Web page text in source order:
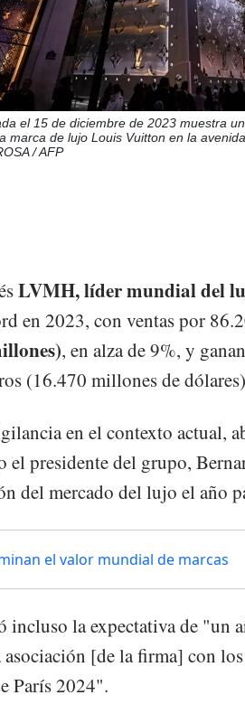
el 15 de diciembre de 2023 muestra
marca de lujo Louis Vuitton en la
/ AFP
LVMH, líder mundial del
en 2023, con ventas por
, en alza de 9%, y
(16.470 millones de
en el contexto actual,
el presidente del grupo,
del mercado del lujo el año
el valor mundial de marcas
incluso la expectativa de "un
[de la firma] con
París 2024".